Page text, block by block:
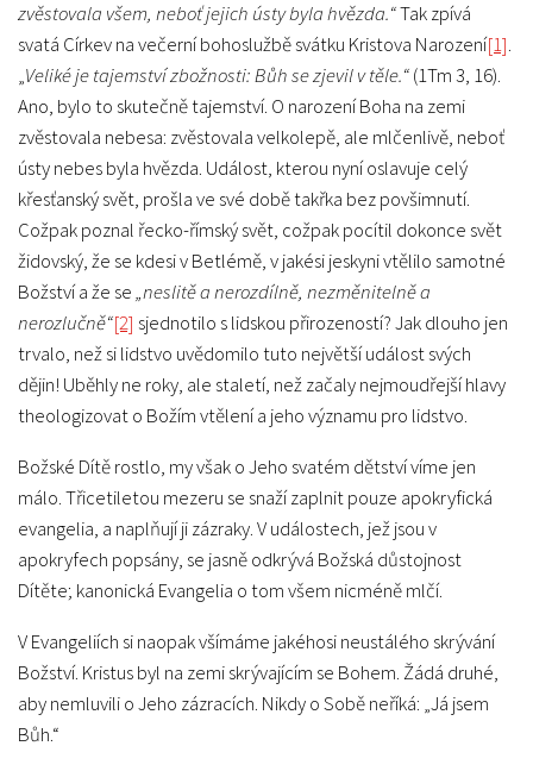
zvěstovala všem, neboť jejich ústy byla hvězda.“Tak zpívá
svatá Církev na večerní bohoslužbě svátku Kristova Narození[1].
„Veliké je tajemství zbožnosti: Bůh se zjevil v těle.“(1Tm 3, 16).
Ano, bylo to skutečně tajemství. O narození Boha na zemi
zvěstovala nebesa: zvěstovala velkolepě, ale mlčenlivě, neboť
ústy nebes byla hvězda. Událost, kterou nyní oslavuje celý
křesťanský svět, prošla ve své době takřka bez povšimnutí.
Cožpak poznal řecko-římský svět, cožpak pocítil dokonce svět
židovský, že se kdesi v Betlémě, v jakési jeskyni vtělilo samotné
Božství a že se„neslitě a nerozdílně, nezměnitelně a
nerozlučně“[2] sjednotilo s lidskou přirozeností? Jak dlouho jen
trvalo, než si lidstvo uvědomilo tuto největší událost svých
dějin! Uběhly ne roky, ale staletí, než začaly nejmoudřejší hlavy
theologizovat o Božím vtělení a jeho významu pro lidstvo.
Božské Dítě rostlo, my však o Jeho svatém dětství víme jen
málo. Třicetiletou mezeru se snaží zaplnit pouze apokryfická
evangelia, a naplňují ji zázraky. V událostech, jež jsou v
apokryfech popsány, se jasně odkrývá Božská důstojnost
Dítěte; kanonická Evangelia o tom všem nicméně mlčí.
V Evangeliích si naopak všímáme jakéhosi neustálého skrývání
Božství. Kristus byl na zemi skrývajícím se Bohem. Žádá druhé,
aby nemluvili o Jeho zázracích. Nikdy o Sobě neříká: „Já jsem
Bůh.“